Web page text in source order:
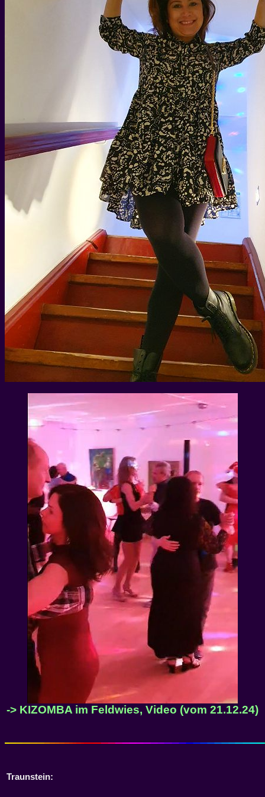
-> KIZOMBA im Feldwies, Video (vom 21.12.24)
Traunstein: